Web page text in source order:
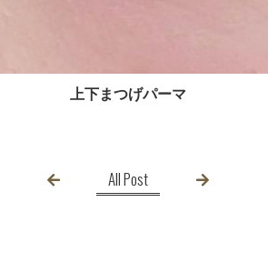
上下まつげパーマ
All Post